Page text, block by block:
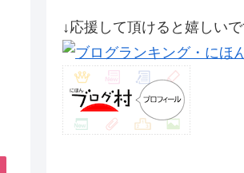
↓応援して頂けると嬉しい